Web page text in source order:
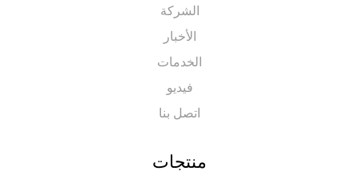
الشركة
الخدمات
اتصل بنا
منتجات